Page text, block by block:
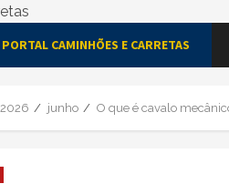
PORTAL CAMINHÕES E CARRETAS
2026 junho O que é cavalo